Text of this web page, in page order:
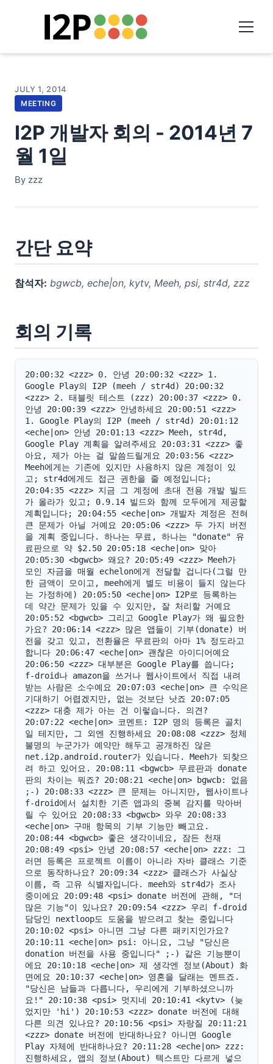
JULY 1, 2014
MEETING
I2P 개발자 회의 - 2014년 7
월 1일
By zzz
간단 요약
참석자: bgwcb, eche|on, kytv, Meeh, psi, str4d, zzz
회의 기록
20:00:32 <zzz> 0. 안녕 20:00:32 <zzz> 1.
Google Play의 I2P (meeh / str4d) 20:00:32
<zzz> 2. 태블릿 테스트 (zzz) 20:00:37 <zzz> 0.
안녕 20:00:39 <zzz> 안녕하세요 20:00:51 <zzz>
1. Google Play의 I2P (meeh / str4d) 20:01:12
<eche|on> 안녕 20:01:13 <zzz> Meeh, str4d,
Google Play 계획을 알려주세요 20:03:31 <zzz> 좋
아요, 제가 아는 걸 말씀드릴게요 20:03:56 <zzz>
Meeh에게는 기존에 있지만 사용하지 않은 계정이 있
고; str4d에게도 접근 권한을 줄 예정입니다;
20:04:35 <zzz> 지금 그 계정에 초대 전용 개발 빌드
가 올라가 있고; 0.9.14 빌드와 함께 모두에게 제공할
계획입니다; 20:04:55 <eche|on> 개발자 계정은 전혀
큰 문제가 아닐 거예요 20:05:06 <zzz> 두 가지 버전
을 계획 중입니다. 하나는 무료, 하나는 "donate" 유
료판으로 약 $2.50 20:05:18 <eche|on> 맞아
20:05:30 <bgwcb> 왜요? 20:05:49 <zzz> Meeh가
모인 자금을 매월 echelon에게 전달할 겁니다(그럴 만
한 금액이 모이고, meeh에게 별도 비용이 들지 않는다
는 가정하에) 20:05:50 <eche|on> I2P로 등록하는
데 약간 문제가 있을 수 있지만, 잘 처리할 거예요
20:05:52 <bgwcb> 그리고 Google Play가 왜 필요한
가요? 20:06:14 <zzz> 많은 앱들이 기부(donate) 버
전을 갖고 있고, 전환율은 무료판의 아마 1% 정도라고
합니다 20:06:47 <eche|on> 괜찮은 아이디어예요
20:06:50 <zzz> 대부분은 Google Play를 씁니다;
f-droid나 amazon을 쓰거나 웹사이트에서 직접 내려
받는 사람은 소수예요 20:07:03 <eche|on> 큰 수익은
기대하기 어렵겠지만, 없는 것보단 낫죠 20:07:05
<zzz> 대충 제가 아는 건 이렇습니다. 의견?
20:07:22 <eche|on> 코멘트: I2P 명의 등록은 골치
일 테지만, 그 외엔 진행하세요 20:08:08 <zzz> 정체
불명의 누군가가 예약만 해두고 공개하진 않은
net.i2p.android.router가 있습니다. Meeh가 되찾으
려 하고 있어요. 20:08:11 <bgwcb> 무료판과 donate
판의 차이는 뭐죠? 20:08:21 <eche|on> bgwcb: 없음
;-) 20:08:33 <zzz> 큰 문제는 아니지만, 웹사이트나
f-droid에서 설치한 기존 앱과의 중복 감지를 막아버
릴 수 있어요 20:08:33 <bgwcb> 와우 20:08:33
<eche|on> 구매 항목의 기부 기능만 빼고요.
20:08:44 <bgwcb> 좋은 생각이네요, 잠든 천재
20:08:49 <psi> 안녕 20:08:57 <eche|on> zzz: 그
러면 등록은 프로젝트 이름이 아니라 자바 클래스 기준
으로 동작하나요? 20:09:34 <zzz> 클래스가 사실상
이름, 즉 고유 식별자입니다. meeh와 str4d가 조사
중이에요 20:09:48 <psi> donate 버전에 관해, "더
많은 기능"이 있나요? 20:09:54 <zzz> 우리 f-droid
담당인 nextloop도 도움을 받으려고 찾는 중입니다
20:10:02 <psi> 아니면 그냥 다른 패키지인가요?
20:10:11 <eche|on> psi: 아니요, 그냥 "당신은
donation 버전을 사용 중입니다" ;-) 같은 기능뿐이
에요 20:10:18 <eche|on> 제 생각엔 정보(About) 화
면에요 20:10:37 <eche|on> 영혼을 달래는 멘트죠.
"당신은 남들과 다릅니다, 우리에게 기부하셨으니까
요!" 20:10:38 <psi> 멋지네 20:10:41 <kytv> (늦
었지만 'hi') 20:10:53 <zzz> donate 버전에 대해
다른 의견 있나요? 20:10:56 <psi> 자랑질 20:11:21
<zzz> donate 버전에 반대하나요? 아니면 Google
Play 자체에 반대하나요? 20:11:28 <eche|on> zzz:
진행하세요, 앱의 정보(About) 텍스트만 다르게 넣으